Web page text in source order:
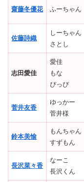
齋藤冬優花 ふーちゃん
佐藤詩織
しーちゃん
さとし
志田愛佳
愛佳
もな
ぴっぴ
菅井友香
ゆっかー
菅井様
鈴本美愉
もんちゃん
すずもん
長沢菜々香
なーこ
長沢くん